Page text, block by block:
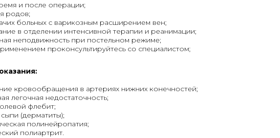
и после операции;
родов;
больных с варикозным расширением вен;
в отделении интенсивной терапии и реанимации;
неподвижность при постельном режиме;
проконсультируйтесь со специалистом;
кровообращения в артериях нижних конечностей;
легочная недостаточность;
флебит;
(дерматиты);
полинейропатия;
полиартрит.